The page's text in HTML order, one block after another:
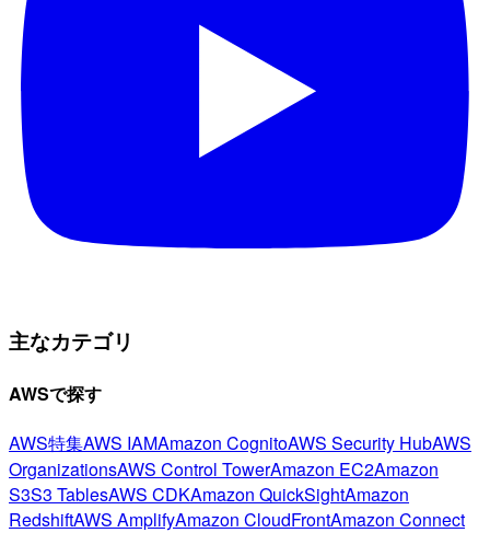
主なカテゴリ
AWSで探す
AWS特集AWS IAMAmazon CognitoAWS Security HubAWS
OrganizationsAWS Control TowerAmazon EC2Amazon
S3S3 TablesAWS CDKAmazon QuickSightAmazon
RedshiftAWS AmplifyAmazon CloudFrontAmazon Connect